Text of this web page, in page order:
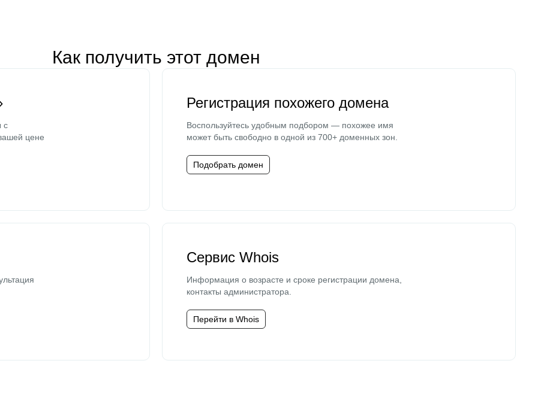
Как получить этот домен
с
цене
Регистрация похожего домена
Воспользуйтесь удобным подбором — похожее имя
может быть свободно в одной из 700+ доменных зон.
Подобрать домен
Сервис Whois
Информация о возрасте и сроке регистрации домена,
контакты администратора.
Перейти в Whois